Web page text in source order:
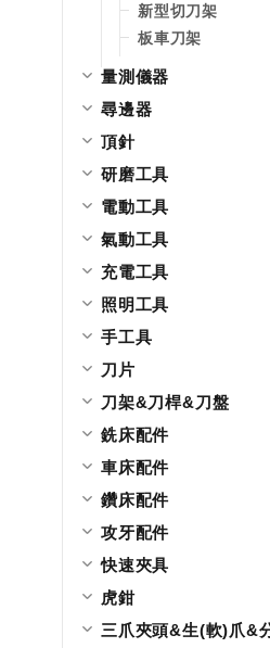
新型切刀架
板車刀架
量測儀器
尋邊器
頂針
研磨工具
電動工具
氣動工具
充電工具
照明工具
手工具
刀片
刀架&刀桿&刀盤
銑床配件
車床配件
鑽床配件
攻牙配件
快速夾具
虎鉗
三爪夾頭&生(軟)爪&